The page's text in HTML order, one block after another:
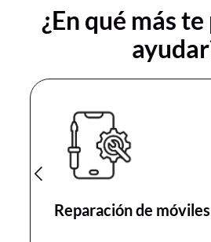
¿En qué más
Reparación de móviles